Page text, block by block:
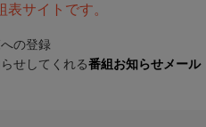
サイトです。
の登録
せしてくれる番組お知らせメール